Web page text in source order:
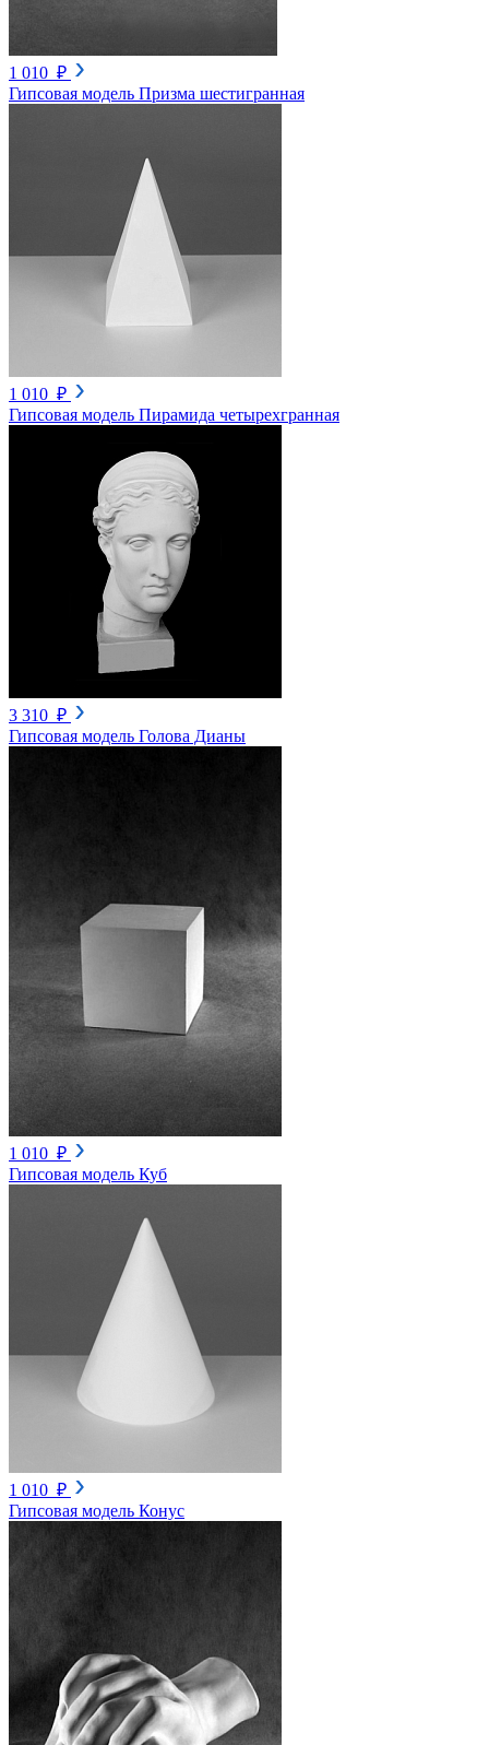
1 010 ₽
Гипсовая модель Призма шестигранная
1 010 ₽
Гипсовая модель Пирамида четырехгранная
3 310 ₽
Гипсовая модель Голова Дианы
1 010 ₽
Гипсовая модель Куб
1 010 ₽
Гипсовая модель Конус